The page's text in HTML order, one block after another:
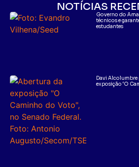
NOTÍCIAS
Governo do
técnicos e
estudantes
Davi
exposição ‘O